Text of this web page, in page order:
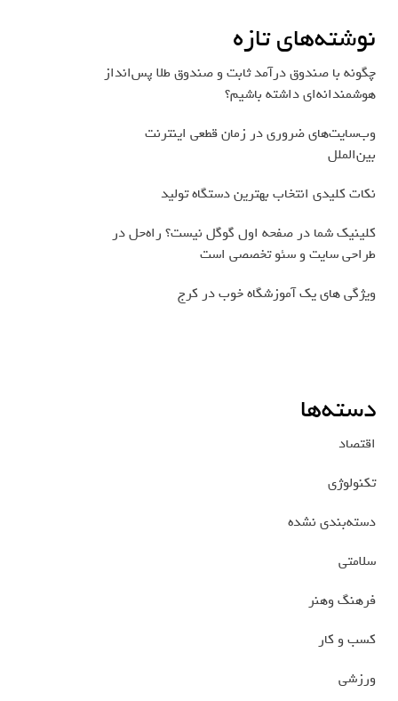
نوشته‌های تازه
چگونه با صندوق درآمد ثابت و صندوق طلا پس‌انداز
هوشمندانه‌ای داشته باشیم؟
وب‌سایت‌های ضروری در زمان قطعی اینترنت
بین‌الملل
نکات کلیدی انتخاب بهترین دستگاه تولید
کلینیک شما در صفحه اول گوگل نیست؟ راه‌حل در
طراحی سایت و سئو تخصصی است
ویژگی های یک آموزشگاه خوب در کرج
دسته‌ها
اقتصاد
تکنولوژی
دسته‌بندی نشده
سلامتی
فرهنگ وهنر
کسب و کار
ورزشی